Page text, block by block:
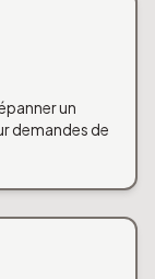
un
demandes de